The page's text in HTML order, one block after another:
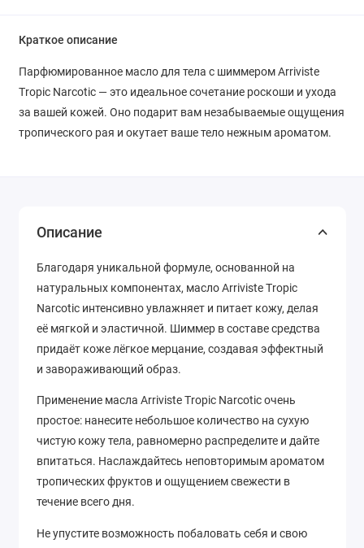
Краткое описание
Парфюмированное масло для тела с шиммером Arriviste
Tropic Narcotic — это идеальное сочетание роскоши и ухода
за вашей кожей. Оно подарит вам незабываемые ощущения
тропического рая и окутает ваше тело нежным ароматом.
Описание
Благодаря уникальной формуле, основанной на
натуральных компонентах, масло Arriviste Tropic
Narcotic интенсивно увлажняет и питает кожу, делая
её мягкой и эластичной. Шиммер в составе средства
придаёт коже лёгкое мерцание, создавая эффектный
и завораживающий образ.
Применение масла Arriviste Tropic Narcotic очень
простое: нанесите небольшое количество на сухую
чистую кожу тела, равномерно распределите и дайте
впитаться. Наслаждайтесь неповторимым ароматом
тропических фруктов и ощущением свежести в
течение всего дня.
Не упустите возможность побаловать себя и свою